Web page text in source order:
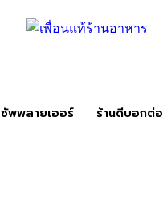
ซัพพลายเออร์ ร้านดีบอกต่อ